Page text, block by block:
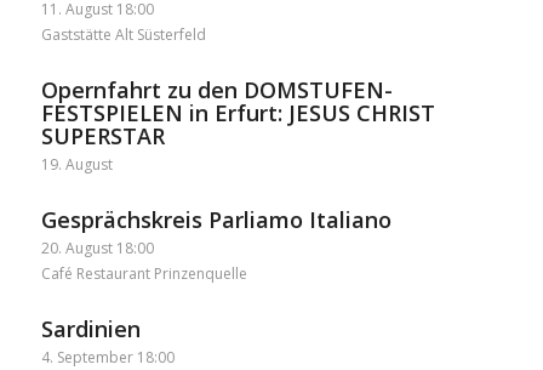
11. August 18:00
Gaststätte Alt Süsterfeld
Opernfahrt zu den DOMSTUFEN-
FESTSPIELEN in Erfurt: JESUS CHRIST
SUPERSTAR
19. August
Gesprächskreis Parliamo Italiano
20. August 18:00
Café Restaurant Prinzenquelle
Sardinien
4. September 18:00